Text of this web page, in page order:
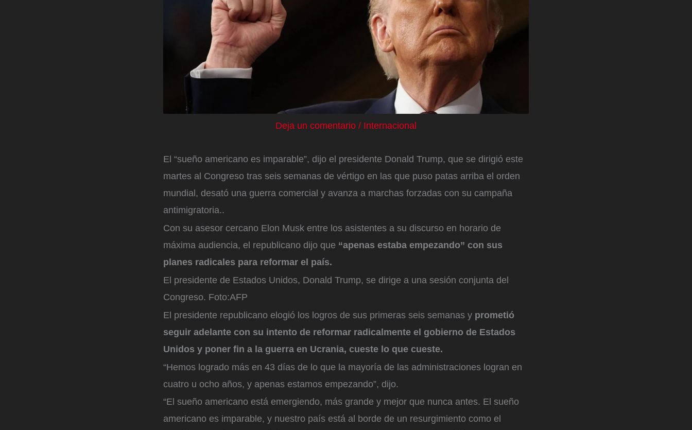
Deja un comentario / Internacional
El “sueño americano es imparable”, dijo el presidente Donald Trump, que se dirigió este
martes al Congreso tras seis semanas de vértigo en las que puso patas arriba el orden
mundial, desató una guerra comercial y avanza a marchas forzadas con su campaña
antimigratoria..
Con su asesor cercano Elon Musk entre los asistentes a su discurso en horario de
máxima audiencia, el republicano dijo que “apenas estaba empezando” con sus
planes radicales para reformar el país.
El presidente de Estados Unidos, Donald Trump, se dirige a una sesión conjunta del
Congreso. Foto:AFP
El presidente republicano elogió los logros de sus primeras seis semanas y prometió
seguir adelante con su intento de reformar radicalmente el gobierno de Estados
Unidos y poner fin a la guerra en Ucrania, cueste lo que cueste.
“Hemos logrado más en 43 días de lo que la mayoría de las administraciones logran en
cuatro u ocho años, y apenas estamos empezando”, dijo.
“El sueño americano está emergiendo, más grande y mejor que nunca antes. El sueño
americano es imparable, y nuestro país está al borde de un resurgimiento como el